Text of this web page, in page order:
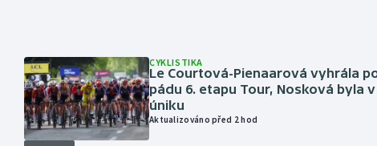
CYKLISTIKA
Le Courtová-Pienaarová vyhrála
pádu 6. etapu Tour, Nosková byla v
úniku
Aktualizováno před 2 hod